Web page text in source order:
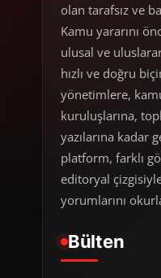
olan tarafsız ve
Kamu yararını
ulusal ve
hızlı ve doğru
yönetimlere,
kuruluşlarına,
yazılarına kadar
platform, farklı
editoryal
yorumlarını
Bülten